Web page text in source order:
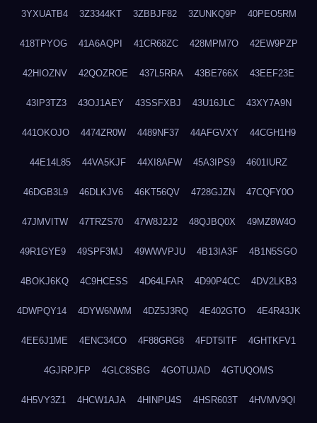
3YXUATB4 3Z3344KT 3ZBBJF82 3ZUNKQ9P 40PEO5RM
418TPYOG 41A6AQPI 41CR68ZC 428MPM7O 42EW9PZP
42HIOZNV 42QOZROE 437L5RRA 43BE766X 43EEF23E
43IP3TZ3 43OJ1AEY 43SSFXBJ 43U16JLC 43XY7A9N
441OKOJO 4474ZR0W 4489NF37 44AFGVXY 44CGH1H9
44E14L85 44VA5KJF 44XI8AFW 45A3IPS9 4601IURZ
46DGB3L9 46DLKJV6 46KT56QV 4728GJZN 47CQFY0O
47JMVITW 47TRZS70 47W8J2J2 48QJBQ0X 49MZ8W4O
49R1GYE9 49SPF3MJ 49WWVPJU 4B13IA3F 4B1N5SGO
4BOKJ6KQ 4C9HCESS 4D64LFAR 4D90P4CC 4DV2LKB3
4DWPQY14 4DYW6NWM 4DZ5J3RQ 4E402GTO 4E4R43JK
4EE6J1ME 4ENC34CO 4F88GRG8 4FDT5ITF 4GHTKFV1
4GJRPJFP 4GLC8SBG 4GOTUJAD 4GTUQOMS
4H5VY3Z1 4HCW1AJA 4HINPU4S 4HSR603T 4HVMV9QI